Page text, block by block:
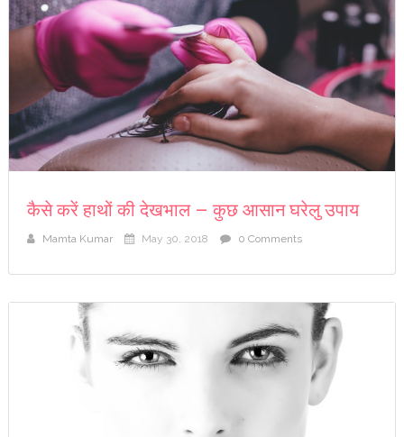
कैसे करें हाथों की देखभाल – कुछ आसान घरेलु उपाय
Mamta Kumar May 30, 2018 0 Comments